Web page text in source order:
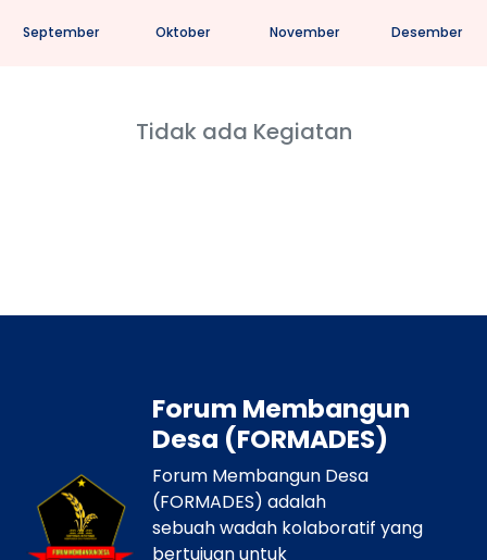
September Oktober November Desember
Tidak ada Kegiatan
Forum Membangun
Desa (FORMADES)
Forum Membangun Desa
(FORMADES) adalah
sebuah wadah kolaboratif yang
bertujuan untuk